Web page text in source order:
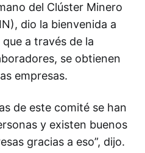
del Clúster Minero
dio la bienvenida a
a través de la
se obtienen
empresas.
de este comité se han
y existen buenos
gracias a eso”, dijo.